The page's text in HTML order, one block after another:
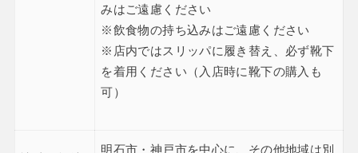
みはご遠慮ください
※飲食物の持ち込みはご遠慮ください
※店内ではスリッパに履き替え、必ず靴下
を着用ください（入店時に靴下の購入も
可）
明石市・神戸市を中心に、その他地域は別